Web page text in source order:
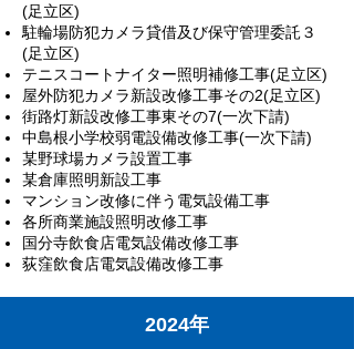
2024年
(足立区)
駐輪場防犯カメラ貸借及び保守管理委託３
(足立区)
テニスコートナイター照明補修工事(足立区)
屋外防犯カメラ新設改修工事その2(足立区)
街路灯新設改修工事東その7(一次下請)
中島根小学校弱電設備改修工事(一次下請)
某野球場カメラ設置工事
某倉庫照明新設工事
マンション改修に伴う電気設備工事
各所商業施設照明改修工事
国分寺飲食店電気設備改修工事
荻窪飲食店電気設備改修工事